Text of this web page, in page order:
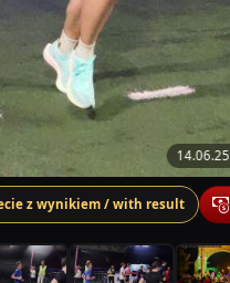
z wynikiem / with result